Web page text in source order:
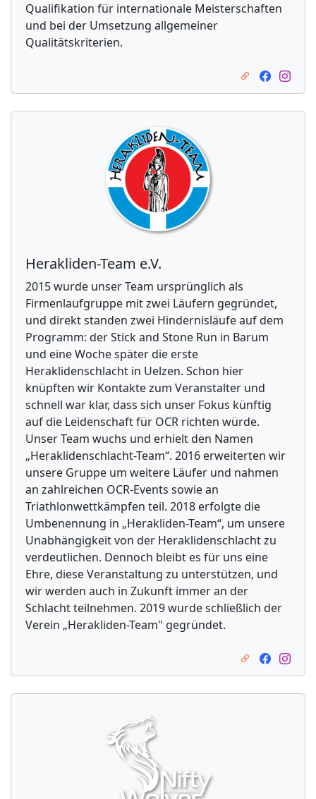
Qualifikation für internationale Meisterschaften
und bei der Umsetzung allgemeiner
Qualitätskriterien.
Herakliden-Team e.V.
2015 wurde unser Team ursprünglich als
Firmenlaufgruppe mit zwei Läufern gegründet,
und direkt standen zwei Hindernisläufe auf dem
Programm: der Stick and Stone Run in Barum
und eine Woche später die erste
Heraklidenschlacht in Uelzen. Schon hier
knüpften wir Kontakte zum Veranstalter und
schnell war klar, dass sich unser Fokus künftig
auf die Leidenschaft für OCR richten würde.
Unser Team wuchs und erhielt den Namen
„Heraklidenschlacht-Team“. 2016 erweiterten wir
unsere Gruppe um weitere Läufer und nahmen
an zahlreichen OCR-Events sowie an
Triathlonwettkämpfen teil. 2018 erfolgte die
Umbenennung in „Herakliden-Team“, um unsere
Unabhängigkeit von der Heraklidenschlacht zu
verdeutlichen. Dennoch bleibt es für uns eine
Ehre, diese Veranstaltung zu unterstützen, und
wir werden auch in Zukunft immer an der
Schlacht teilnehmen. 2019 wurde schließlich der
Verein „Herakliden-Team" gegründet.